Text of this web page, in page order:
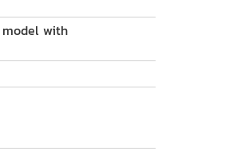
with